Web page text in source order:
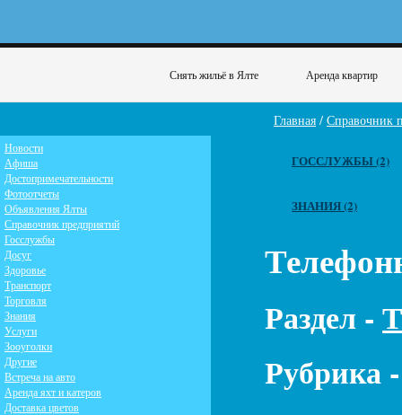
Снять жильё в Ялте Аренда квартир
Главная / Справочник
ГОССЛУЖБЫ (2)
ЗНАНИЯ (2)
Раздел -
Рубрика
Новости
Афиша
Достопримечательности
Фотоотчеты
Объявления Ялты
Справочник предприятий
Госслужбы
Досуг
Здоровье
Транспорт
Торговля
Знания
Услуги
Зооуголки
Другие
Встреча на авто
Аренда яхт и катеров
Доставка цветов